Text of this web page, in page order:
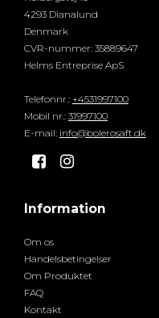
4293 Dianalund
Denmark
CVR-nummer: 35889647
Helms Entreprise ApS
Telefonnr.: +4531997100
Mobil nr.: 31997100
E-mail: info@bolerosaft.dk
Information
Om os
Handelsbetingelser
Om Produktet
FAQ
Kontakt